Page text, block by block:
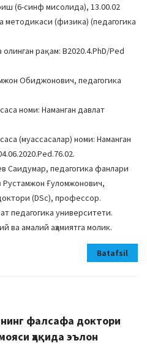
(6-синф мисолида), 13.00.02
методикаси (физика) (педагогика
рақам: В2020.4.PhD/Ped
Обиджонович, педагогика
номи: Наманган давлат
(муассасалар) номи: Наманган
Саидумар, педагогика фанлари
Ғуломжонович,
(DSc), профессор.
педагогика университети.
ва амалий аҳамиятга молик.
Batafsil
фалсафа доктори
ҳақида эълон